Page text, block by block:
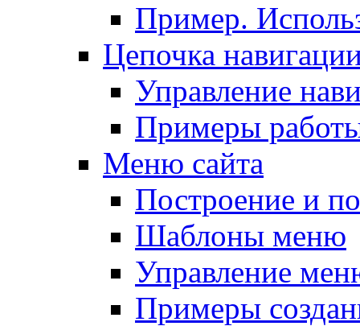
Пример.
Цепочка
Управление
Примеры
Меню сайта
Построение и
Шаблоны меню
Управление
Примеры